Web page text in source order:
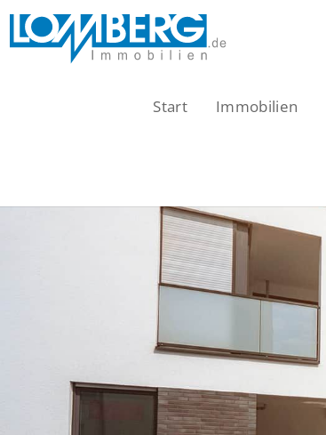
Zum
Inhalt
Start Immobilien